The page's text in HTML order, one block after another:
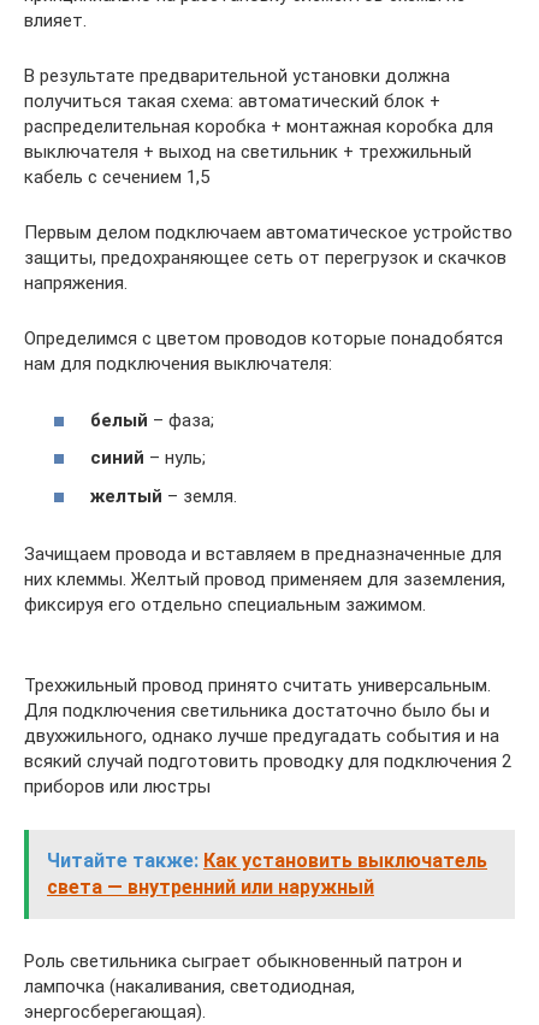
влияет.
В результате предварительной установки должна
получиться такая схема: автоматический блок +
распределительная коробка + монтажная коробка для
выключателя + выход на светильник + трехжильный
кабель с сечением 1,5
Первым делом подключаем автоматическое устройство
защиты, предохраняющее сеть от перегрузок и скачков
напряжения.
Определимся с цветом проводов которые понадобятся
нам для подключения выключателя:
белый – фаза;
синий – нуль;
желтый – земля.
Зачищаем провода и вставляем в предназначенные для
них клеммы. Желтый провод применяем для заземления,
фиксируя его отдельно специальным зажимом.
Трехжильный провод принято считать универсальным.
Для подключения светильника достаточно было бы и
двухжильного, однако лучше предугадать события и на
всякий случай подготовить проводку для подключения 2
приборов или люстры
Читайте также: Как установить выключатель
света — внутренний или наружный
Роль светильника сыграет обыкновенный патрон и
лампочка (накаливания, светодиодная,
энергосберегающая).